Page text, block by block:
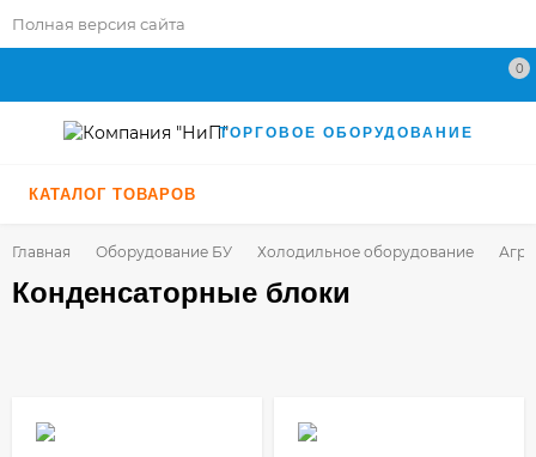
Полная версия сайта
0
ТОРГОВОЕ ОБОРУДОВАНИЕ
КАТАЛОГ ТОВАРОВ
Главная Оборудование БУ Холодильное оборудование
Конденсаторные блоки